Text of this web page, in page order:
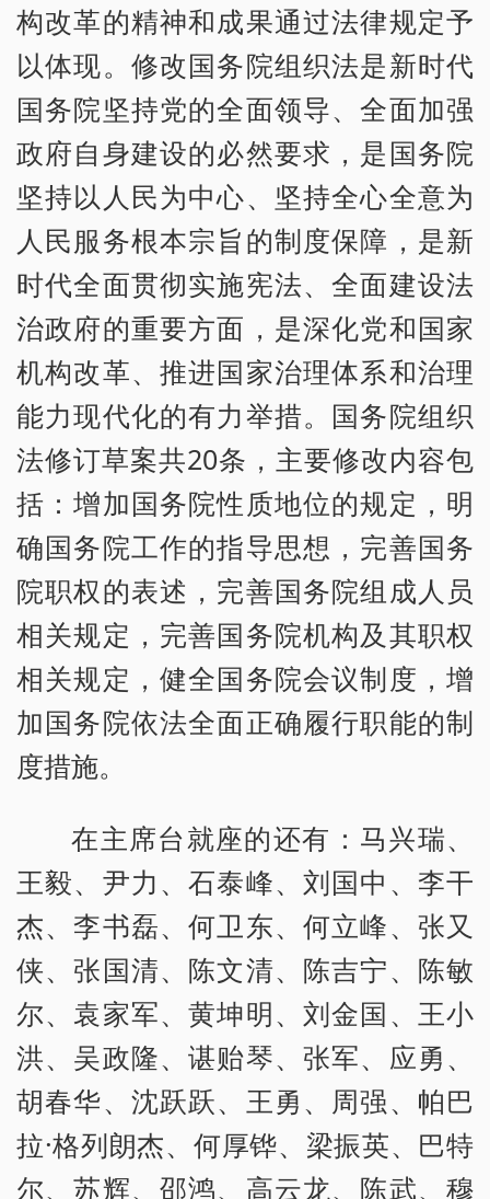
构改革的精神和成果通过法律规定予
以体现。修改国务院组织法是新时代
国务院坚持党的全面领导、全面加强
政府自身建设的必然要求，是国务院
坚持以人民为中心、坚持全心全意为
人民服务根本宗旨的制度保障，是新
时代全面贯彻实施宪法、全面建设法
治政府的重要方面，是深化党和国家
机构改革、推进国家治理体系和治理
能力现代化的有力举措。国务院组织
法修订草案共20条，主要修改内容包
括：增加国务院性质地位的规定，明
确国务院工作的指导思想，完善国务
院职权的表述，完善国务院组成人员
相关规定，完善国务院机构及其职权
相关规定，健全国务院会议制度，增
加国务院依法全面正确履行职能的制
度措施。
在主席台就座的还有：马兴瑞、
王毅、尹力、石泰峰、刘国中、李干
杰、李书磊、何卫东、何立峰、张又
侠、张国清、陈文清、陈吉宁、陈敏
尔、袁家军、黄坤明、刘金国、王小
洪、吴政隆、谌贻琴、张军、应勇、
胡春华、沈跃跃、王勇、周强、帕巴
拉·格列朗杰、何厚铧、梁振英、巴特
尔、苏辉、邵鸿、高云龙、陈武、穆